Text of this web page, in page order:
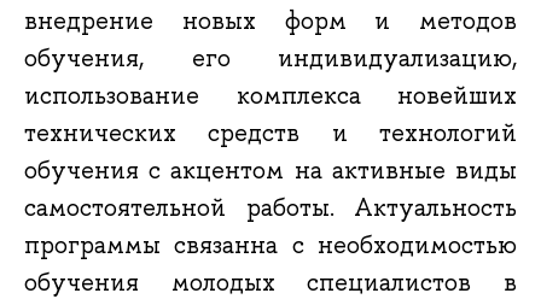
внедрение новых форм и методов
обучения, его индивидуализацию,
использование комплекса новейших
технических средств и технологий
обучения с акцентом на активные виды
самостоятельной работы. Актуальность
программы связанна с необходимостью
обучения молодых специалистов в